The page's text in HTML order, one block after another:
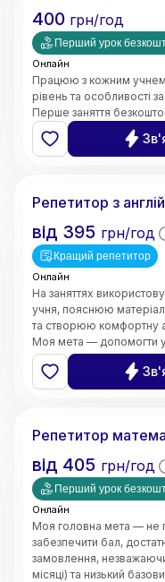
400 грн/год
Перший урок
Онлайн
Працюю з кожним учнем
рівень та особливості
Перше заняття
Репетитор з
від 395 грн/год
Кращий репетитор
Онлайн
На заняттях
учня, пояснюю
та створюю комфортну
Моя мета — допомогти
зробити процес
Репетитор
від 405 грн/год
Перший урок
Онлайн
Моя головна мета — не
забезпечити бал,
замовлення,
місяці) та низький